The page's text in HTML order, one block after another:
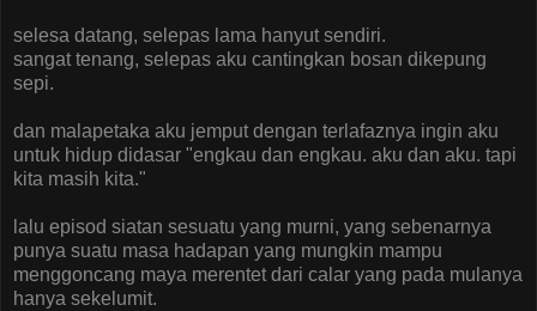
selesa datang, selepas lama hanyut sendiri.
sangat tenang, selepas aku cantingkan bosan dikepung
sepi.
dan malapetaka aku jemput dengan terlafaznya ingin aku
untuk hidup didasar "engkau dan engkau. aku dan aku. tapi
kita masih kita."
lalu episod siatan sesuatu yang murni, yang sebenarnya
punya suatu masa hadapan yang mungkin mampu
menggoncang maya merentet dari calar yang pada mulanya
hanya sekelumit.